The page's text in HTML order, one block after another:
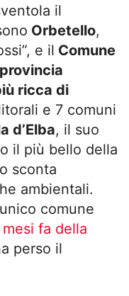
il
Orbetello,
e il Comune
provincia
ricca di
e 7 comuni
d’Elba, il suo
il più bello della
sconta
ambientali.
comune
fa della
perso il